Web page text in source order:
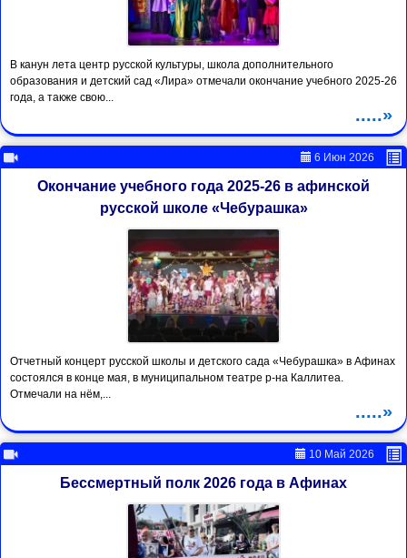
В канун лета центр русской культуры, школа дополнительного
образования и детский сад «Лира» отмечали окончание учебного 2025-26
года, а также свою...
.....»
6 Июн 2026
Окончание учебного года 2025-26 в афинской
русской школе «Чебурашка»
Отчетный концерт русской школы и детского сада «Чебурашка» в Афинах
состоялся в конце мая, в муниципальном театре р-на Каллитеа.
Отмечали на нём,...
.....»
10 Май 2026
Бессмертный полк 2026 года в Афинах